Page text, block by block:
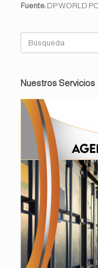
Fuente: DP WORLD
Nuestros Servicios